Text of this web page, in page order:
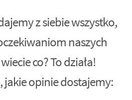
z siebie wszystko,
naszych
co? To działa!
jakie opinie dostajemy: